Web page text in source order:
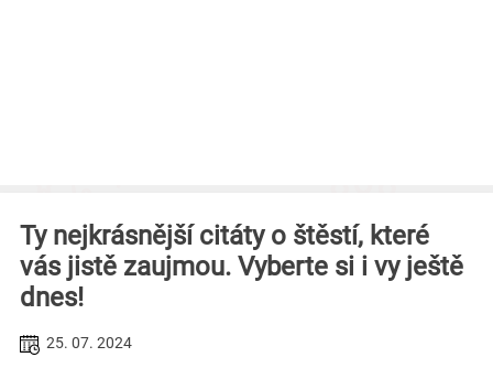
Ty nejkrásnější citáty o štěstí, které
vás jistě zaujmou. Vyberte si i vy ještě
dnes!
25. 07. 2024